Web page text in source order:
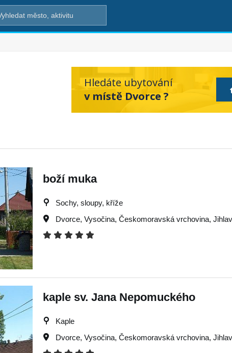
Hledáte ubytování
v místě Dvorce ?
boží muka
Sochy, sloupy, kříže
Dvorce, Vysočina, Českomoravská vrchovina,
kaple sv. Jana Nepomuckého
Kaple
Dvorce, Vysočina, Českomoravská vrchovina,